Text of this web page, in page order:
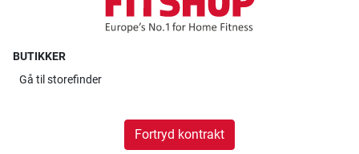
BUTIKKER
Gå til storefinder
Fortryd kontrakt